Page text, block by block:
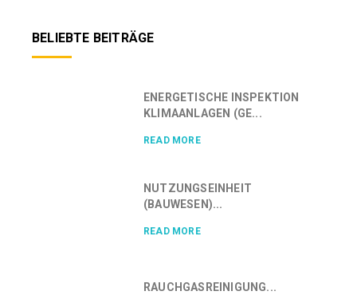
BELIEBTE BEITRÄGE
ENERGETISCHE INSPEKTION
KLIMAANLAGEN (GE...
READ MORE
NUTZUNGSEINHEIT
(BAUWESEN)...
READ MORE
RAUCHGASREINIGUNG...